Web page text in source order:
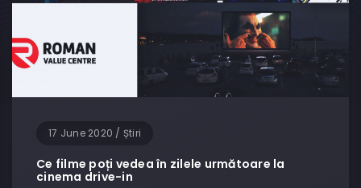
17 June 2020 / Știri
Ce filme poți vedea în zilele următoare la
cinema drive-in